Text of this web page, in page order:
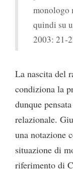
monologo
quindi su
2003: 21-
La nascita del
condiziona la
dunque
relazionale.
una notazione
situazione di
riferimento di